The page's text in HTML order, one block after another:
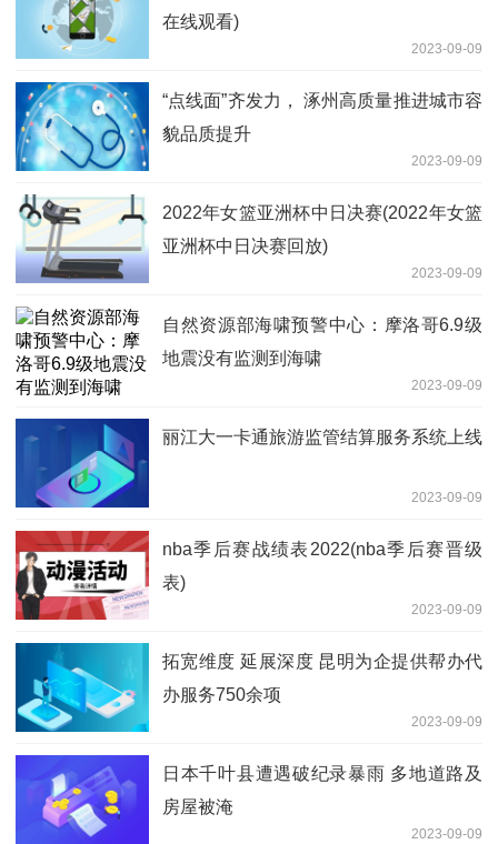
在线观看)
2023-09-09
“点线面”齐发力， 涿州高质量推进城市容
貌品质提升
2023-09-09
2022年女篮亚洲杯中日决赛(2022年女篮
亚洲杯中日决赛回放)
2023-09-09
自然资源部海啸预警中心：摩洛哥6.9级
地震没有监测到海啸
2023-09-09
丽江大一卡通旅游监管结算服务系统上线
2023-09-09
nba季后赛战绩表2022(nba季后赛晋级
表)
2023-09-09
拓宽维度 延展深度 昆明为企提供帮办代
办服务750余项
2023-09-09
日本千叶县遭遇破纪录暴雨 多地道路及
房屋被淹
2023-09-09